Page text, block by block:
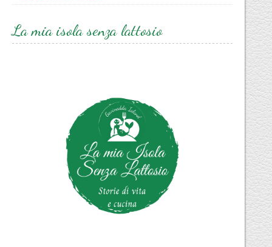
La mia isola senza lattosio